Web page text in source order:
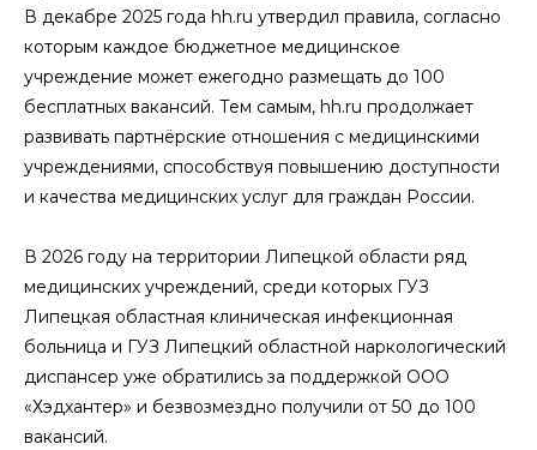
В декабре 2025 года hh.ru утвердил правила, согласно
которым каждое бюджетное медицинское
учреждение может ежегодно размещать до 100
бесплатных вакансий. Тем самым, hh.ru продолжает
развивать партнёрские отношения с медицинскими
учреждениями, способствуя повышению доступности
и качества медицинских услуг для граждан России.
В 2026 году на территории Липецкой области ряд
медицинских учреждений, среди которых ГУЗ
Липецкая областная клиническая инфекционная
больница и ГУЗ Липецкий областной наркологический
диспансер уже обратились за поддержкой ООО
«Хэдхантер» и безвозмездно получили от 50 до 100
вакансий.